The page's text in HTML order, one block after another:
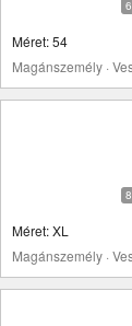
Méret: 54
Magánszemély ·
Méret: XL
Magánszemély ·